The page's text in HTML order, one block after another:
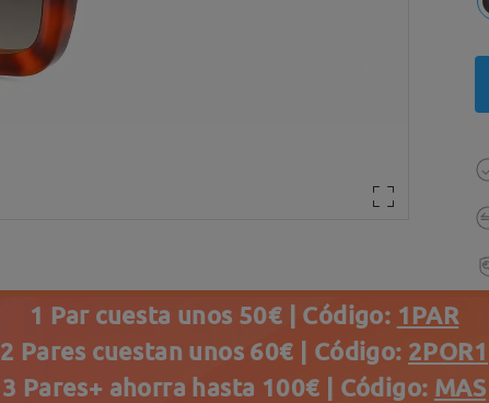
1 Par cuesta unos 50€ | Código: 1PAR
2 Pares cuestan unos 60€ | Código: 2POR1
3 Pares+ ahorra hasta 100€ | Código: MAS